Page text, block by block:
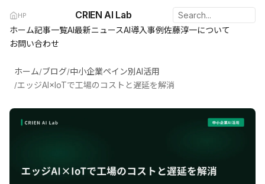
HP CRIEN AI Lab
ホーム記事一覧AI最新ニュースAI導入事例佐藤淳一について
お問い合わせ
ホーム/ブログ/中小企業ペイン別AI活用
/エッジAI×IoTで工場のコストと遅延を解消